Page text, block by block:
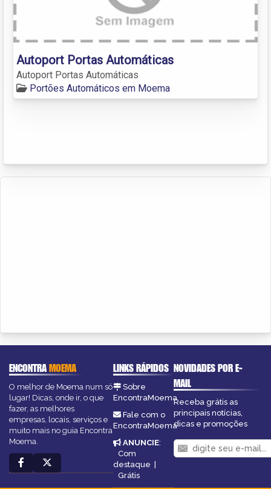
Autoport Portas Automáticas
Autoport Portas Automáticas
Portões Automáticos em Moema
ENCONTRAMOEMA
O melhor de Moema num só
lugar! Dicas, onde ir, o que
fazer, as melhores
empresas, locais, serviços e
muito mais no guia Encontra
Moema.
LINKS RÁPIDOS
Sobre
EncontraMoema
Fale com o
EncontraMoema
ANUNCIE:
Com
destaque |
Grátis
NOVIDADES POR E-
MAIL
Receba grátis as
principais notícias,
dicas e promoções